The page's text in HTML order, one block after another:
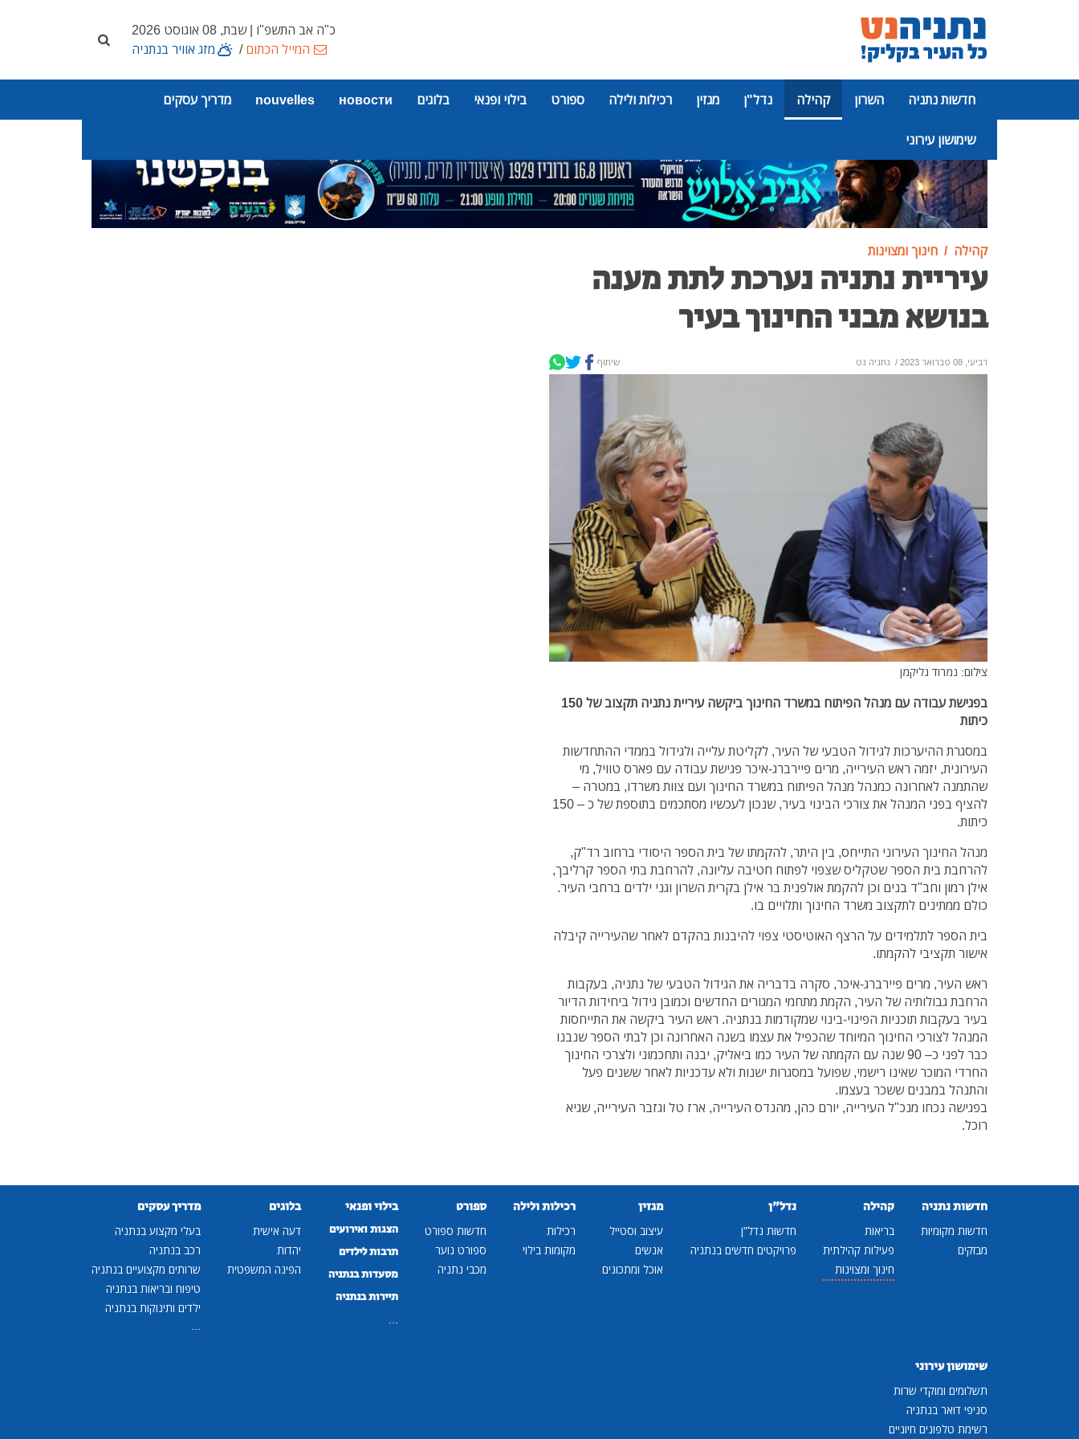
כ"ה אב התשפ"ו | שבת, 08 אוגוסט 2026
המייל הכתום/ מזג אוויר בנתניה
חדשות נתניה השרון קהילה נדל"ן מגזין רכילות ולילה ספורט בילוי ופנאי בלוגים новости
nouvelles מדריך עסקים
שימושון עירוני
פרסומת
קהילה חינוך ומצוינות
עיריית נתניה נערכת לתת מענה
בנושא מבני החינוך בעיר
רביעי, 08 פברואר 2023 / נתניה נט שיתוף
צילום: נמרוד גליקמן
בפגישת עבודה עם מנהל הפיתוח במשרד החינוך ביקשה עיריית נתניה תקצוב של 150
כיתות
במסגרת ההיערכות לגידול הטבעי של העיר, לקליטת עלייה ולגידול בממדי ההתחדשות
העירונית, יזמה ראש העירייה, מרים פיירברג-איכר פגישת עבודה עם פארס טוויל, מי
שהתמנה לאחרונה כמנהל מנהל הפיתוח במשרד החינוך ועם צוות משרדו, במטרה –
להציף בפני המנהל את צורכי הבינוי בעיר, שנכון לעכשיו מסתכמים בתוספת של כ – 150
כיתות.
מנהל החינוך העירוני התייחס, בין היתר, להקמתו של בית הספר היסודי ברחוב רד"ק,
להרחבת בית הספר שטקליס שצפוי לפתוח חטיבה עליונה, להרחבת בתי הספר קרליבך,
אילן רמון וחב"ד בנים וכן להקמת אולפנית בר אילן בקרית השרון וגני ילדים ברחבי העיר.
כולם ממתינים לתקצוב משרד החינוך ותלויים בו.
בית הספר לתלמידים על הרצף האוטיסטי צפוי להיבנות בהקדם לאחר שהעירייה קיבלה
אישור תקציבי להקמתו.
ראש העיר, מרים פיירברג-איכר, סקרה בדבריה את הגידול הטבעי של נתניה, בעקבות
הרחבת גבולותיה של העיר, הקמת מתחמי המגורים החדשים וכמובן גידול ביחידות הדיור
בעיר בעקבות תוכניות הפינוי-בינוי שמקודמות בנתניה. ראש העיר ביקשה את התייחסות
המנהל לצורכי החינוך המיוחד שהכפיל את עצמו בשנה האחרונה וכן לבתי הספר שנבנו
כבר לפני כ– 90 שנה עם הקמתה של העיר כמו ביאליק, יבנה ותחכמוני ולצרכי החינוך
החרדי המוכר שאינו רישמי, שפועל במסגרות ישנות ולא עדכניות לאחר ששנים פעל
והתנהל במבנים ששכר בעצמו.
בפגישה נכחו מנכ"ל העירייה, יורם כהן, מהנדס העירייה, ארז טל וגזבר העירייה, שגיא
רוכל.
חדשות נתניה
חדשות מקומיות
מבזקים
קהילה
בריאות
פעילות קהילתית
חינוך ומצוינות
נדל"ן
חדשות נדל"ן
פרויקטים חדשים בנתניה
מגזין
עיצוב וסטייל
אנשים
אוכל ומתכונים
רכילות ולילה
רכילות
מקומות בילוי
ספורט
חדשות ספורט
ספורט נוער
מכבי נתניה
בילוי ופנאי
הצגות ואירועים
תרבות לילדים
מסעדות בנתניה
תיירות בנתניה
בלוגים
דעה אישית
יהדות
הפינה המשפטית
מדריך עסקים
בעלי מקצוע בנתניה
רכב בנתניה
שרותים מקצועיים בנתניה
טיפוח ובריאות בנתניה
ילדים ותינוקות בנתניה
שימושון עירוני
תשלומים ומוקדי שרות
סניפי דואר בנתניה
רשימת טלפונים חיוניים